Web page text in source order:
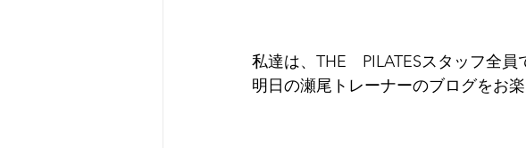
私達は、THE　PILATESスタッフ全
明日の瀬尾トレーナーのブログをお